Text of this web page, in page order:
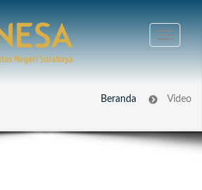
Beranda Video